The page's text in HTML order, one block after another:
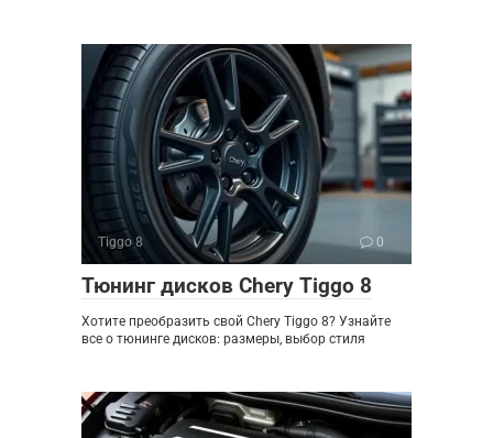
Tiggo 8 0
Тюнинг дисков Chery Tiggo 8
Хотите преобразить свой Chery Tiggo 8? Узнайте
все о тюнинге дисков: размеры, выбор стиля